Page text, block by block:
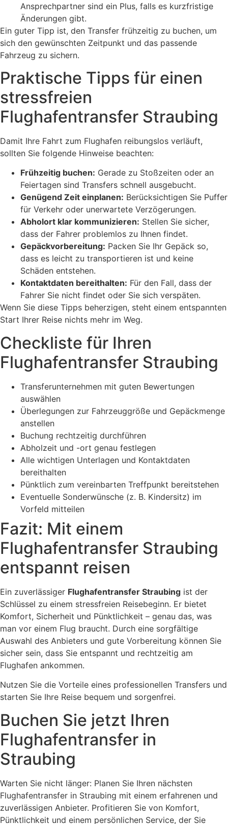
Ansprechpartner sind ein Plus, falls es kurzfristige
Änderungen gibt.
Ein guter Tipp ist, den Transfer frühzeitig zu buchen, um
sich den gewünschten Zeitpunkt und das passende
Fahrzeug zu sichern.
Praktische Tipps für einen
stressfreien
Flughafentransfer Straubing
Damit Ihre Fahrt zum Flughafen reibungslos verläuft,
sollten Sie folgende Hinweise beachten:
Frühzeitig buchen: Gerade zu Stoßzeiten oder an
Feiertagen sind Transfers schnell ausgebucht.
Genügend Zeit einplanen: Berücksichtigen Sie Puffer
für Verkehr oder unerwartete Verzögerungen.
Abholort klar kommunizieren: Stellen Sie sicher,
dass der Fahrer problemlos zu Ihnen findet.
Gepäckvorbereitung: Packen Sie Ihr Gepäck so,
dass es leicht zu transportieren ist und keine
Schäden entstehen.
Kontaktdaten bereithalten: Für den Fall, dass der
Fahrer Sie nicht findet oder Sie sich verspäten.
Wenn Sie diese Tipps beherzigen, steht einem entspannten
Start Ihrer Reise nichts mehr im Weg.
Checkliste für Ihren
Flughafentransfer Straubing
Transferunternehmen mit guten Bewertungen
auswählen
Überlegungen zur Fahrzeuggröße und Gepäckmenge
anstellen
Buchung rechtzeitig durchführen
Abholzeit und -ort genau festlegen
Alle wichtigen Unterlagen und Kontaktdaten
bereithalten
Pünktlich zum vereinbarten Treffpunkt bereitstehen
Eventuelle Sonderwünsche (z. B. Kindersitz) im
Vorfeld mitteilen
Fazit: Mit einem
Flughafentransfer Straubing
entspannt reisen
Ein zuverlässiger Flughafentransfer Straubing ist der
Schlüssel zu einem stressfreien Reisebeginn. Er bietet
Komfort, Sicherheit und Pünktlichkeit – genau das, was
man vor einem Flug braucht. Durch eine sorgfältige
Auswahl des Anbieters und gute Vorbereitung können Sie
sicher sein, dass Sie entspannt und rechtzeitig am
Flughafen ankommen.
Nutzen Sie die Vorteile eines professionellen Transfers und
starten Sie Ihre Reise bequem und sorgenfrei.
Buchen Sie jetzt Ihren
Flughafentransfer in
Straubing
Warten Sie nicht länger: Planen Sie Ihren nächsten
Flughafentransfer in Straubing mit einem erfahrenen und
zuverlässigen Anbieter. Profitieren Sie von Komfort,
Pünktlichkeit und einem persönlichen Service, der Sie